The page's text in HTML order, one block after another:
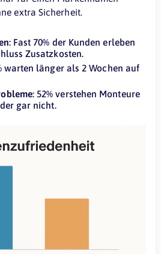
extra Sicherheit.
: Fast 70% der Kunden erleben
Zusatzkosten.
warten länger als 2 Wochen auf
: 52% verstehen Monteure
gar nicht.